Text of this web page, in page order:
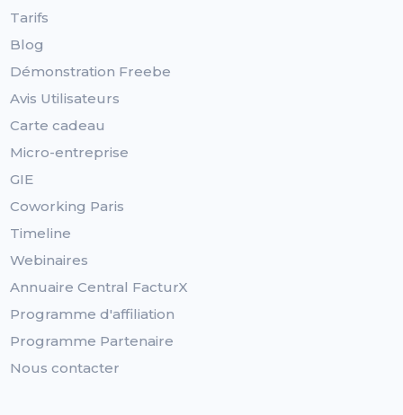
Tarifs
Blog
Démonstration Freebe
Avis Utilisateurs
Carte cadeau
Micro-entreprise
GIE
Coworking Paris
Timeline
Webinaires
Annuaire Central FacturX
Programme d'affiliation
Programme Partenaire
Nous contacter